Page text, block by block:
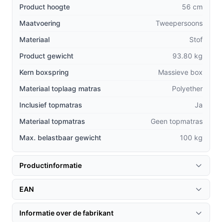
stabiliteit, wat bijdraagt aan een langere
levensduur dan veel goedkopere alternatieven.
Comfort voor elke slaper: De combinatie van
zowel zij- als rugslapers optimaal ondersteund
worden.
Betaalbaarheid: Je krijgt de luxe van een boxspring
slimme investering maakt in je slaapcomfort.
Gebruik & praktische tips
Om het meeste uit je Owen Boxspring te halen, volgen
hier enkele tips:
Installatie & setup
De boxspring is eenvoudig te installeren. Volg deze
Product hoogte
56 cm
Maatvoering
Tweepersoons
Materiaal
Stof
Product gewicht
93.80 kg
Kern boxspring
Massieve box
Materiaal toplaag matras
Polyether
Inclusief topmatras
Ja
Materiaal topmatras
Geen topmatras
Max. belastbaar gewicht
100 kg
Productinformatie
EAN
Informatie over de fabrikant